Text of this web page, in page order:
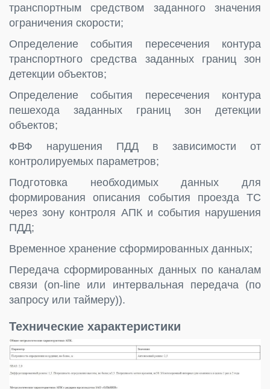
транспортным средством заданного значения
ограничения скорости;
Определение события пересечения контура
транспортного средства заданных границ зон
детекции объектов;
Определение события пересечения контура
пешехода заданных границ зон детекции
объектов;
ФВФ нарушения ПДД в зависимости от
контролируемых параметров;
Подготовка необходимых данных для
формирования описания события проезда ТС
через зону контроля АПК и события нарушения
ПДД;
Временное хранение сформированных данных;
Передача сформированных данных по каналам
связи (on-line или интервальная передача (по
запросу или таймеру)).
Технические характеристики